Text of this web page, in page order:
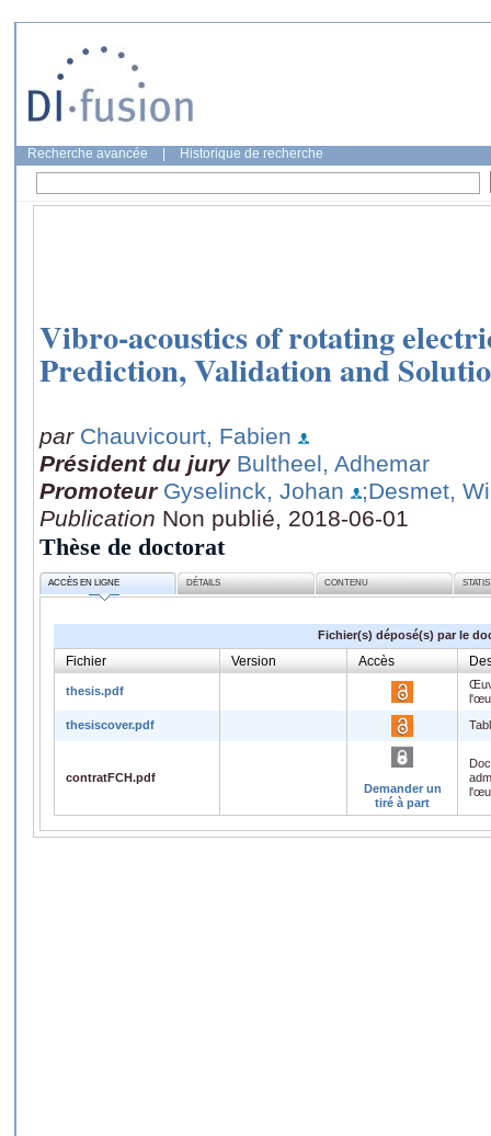
Recherche avancée Historique de recherche
Vibro-acoustics of rotating
Prediction, Validation and
par Chauvicourt, Fabien
Président du jury Bultheel, Adhemar
Promoteur Gyselinck, Johan
;Desmet,
Publication Non publié, 2018-06-01
Thèse de doctorat
ACCÈS EN LIGNE DÉTAILS CONTENU
Fichier(s) déposé(s) par le
Fichier Version Accès
thesis.pdf
thesiscover.pdf
contratFCH.pdf
Demander un
tiré à part